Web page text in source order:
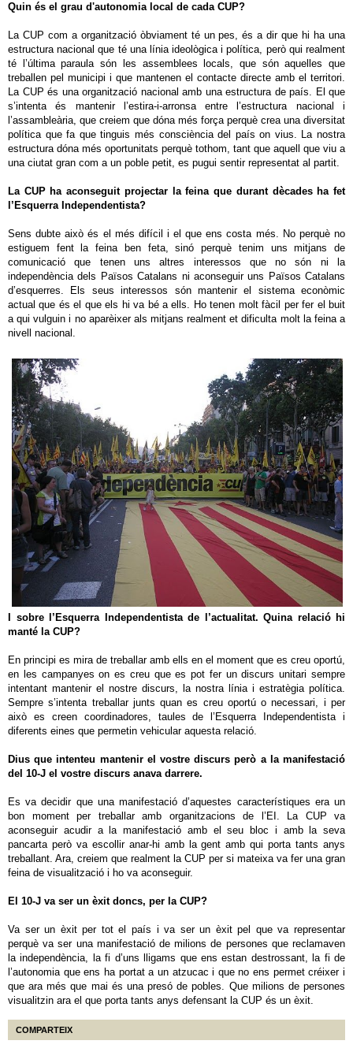
Quin és el grau d'autonomia local de cada CUP?
La CUP com a organització òbviament té un pes, és a dir que hi ha una
estructura nacional que té una línia ideològica i política, però qui realment
té l’última paraula són les assemblees locals, que són aquelles que
treballen pel municipi i que mantenen el contacte directe amb el territori.
La CUP és una organització nacional amb una estructura de país. El que
s’intenta és mantenir l’estira-i-arronsa entre l’estructura nacional i
l’assambleària, que creiem que dóna més força perquè crea una diversitat
política que fa que tinguis més consciència del país on vius. La nostra
estructura dóna més oportunitats perquè tothom, tant que aquell que viu a
una ciutat gran com a un poble petit, es pugui sentir representat al partit.
La CUP ha aconseguit projectar la feina que durant dècades ha fet
l’Esquerra Independentista?
Sens dubte això és el més difícil i el que ens costa més. No perquè no
estiguem fent la feina ben feta, sinó perquè tenim uns mitjans de
comunicació que tenen uns altres interessos que no són ni la
independència dels Països Catalans ni aconseguir uns Països Catalans
d’esquerres. Els seus interessos són mantenir el sistema econòmic
actual que és el que els hi va bé a ells. Ho tenen molt fàcil per fer el buit
a qui vulguin i no aparèixer als mitjans realment et dificulta molt la feina a
nivell nacional.
I sobre l’Esquerra Independentista de l’actualitat. Quina relació hi
manté la CUP?
En principi es mira de treballar amb ells en el moment que es creu oportú,
en les campanyes on es creu que es pot fer un discurs unitari sempre
intentant mantenir el nostre discurs, la nostra línia i estratègia política.
Sempre s’intenta treballar junts quan es creu oportú o necessari, i per
això es creen coordinadores, taules de l’Esquerra Independentista i
diferents eines que permetin vehicular aquesta relació.
Dius que intenteu mantenir el vostre discurs però a la manifestació
del 10-J el vostre discurs anava darrere.
Es va decidir que una manifestació d’aquestes característiques era un
bon moment per treballar amb organitzacions de l’EI. La CUP va
aconseguir acudir a la manifestació amb el seu bloc i amb la seva
pancarta però va escollir anar-hi amb la gent amb qui porta tants anys
treballant. Ara, creiem que realment la CUP per si mateixa va fer una gran
feina de visualització i ho va aconseguir.
El 10-J va ser un èxit doncs, per la CUP?
Va ser un èxit per tot el país i va ser un èxit pel que va representar
perquè va ser una manifestació de milions de persones que reclamaven
la independència, la fi d’uns lligams que ens estan destrossant, la fi de
l’autonomia que ens ha portat a un atzucac i que no ens permet créixer i
que ara més que mai és una presó de pobles. Que milions de persones
visualitzin ara el que porta tants anys defensant la CUP és un èxit.
COMPARTEIX